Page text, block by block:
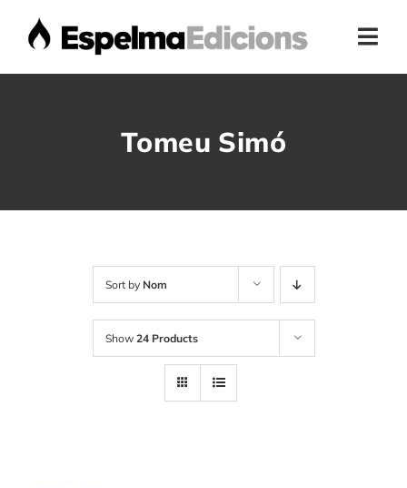
Actualitat
Contacte
Tomeu Simó
Sort by Nom
Show 24 Products